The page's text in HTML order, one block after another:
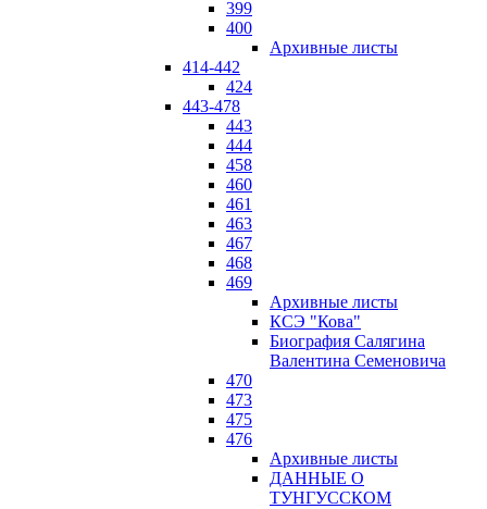
399
400
Архивные листы
414-442
424
443-478
443
444
458
460
461
463
467
468
469
Архивные листы
КСЭ "Кова"
Биография Салягина
Валентина Семеновича
470
473
475
476
Архивные листы
ДАННЫЕ О
ТУНГУССКОМ